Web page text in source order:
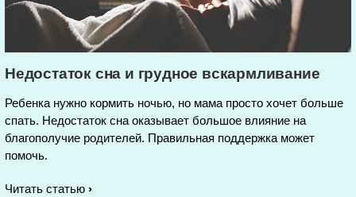
Недостаток сна и грудное вскармливание
Ребенка нужно кормить ночью, но мама просто хочет больше
спать. Недостаток сна оказывает большое влияние на
благополучие родителей. Правильная поддержка может
помочь.
Читать статью